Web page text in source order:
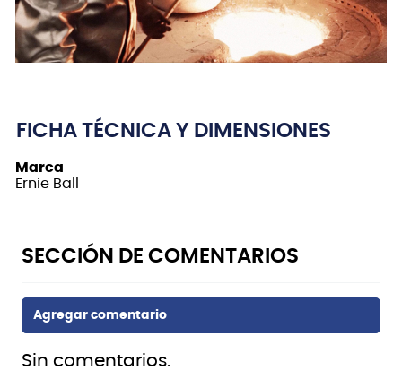
FICHA TÉCNICA Y DIMENSIONES
Marca
Ernie Ball
Sin comentarios.